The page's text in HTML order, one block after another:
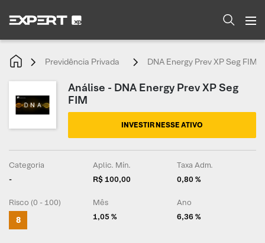
Previdência Privada DNA Energy Prev XP Seg FIM
Análise - DNA Energy Prev XP Seg
FIM
INVESTIR NESSE ATIVO
Categoria
-
Aplic. Mín.
R$ 100,00
Taxa Adm.
0,80 %
Risco (0 - 100)
8
Mês
1,05 %
Ano
6,36 %